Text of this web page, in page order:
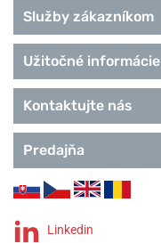
Služby zákazníkom
Užitočné informácie
Kontaktujte nás
Predajňa
Linkedin